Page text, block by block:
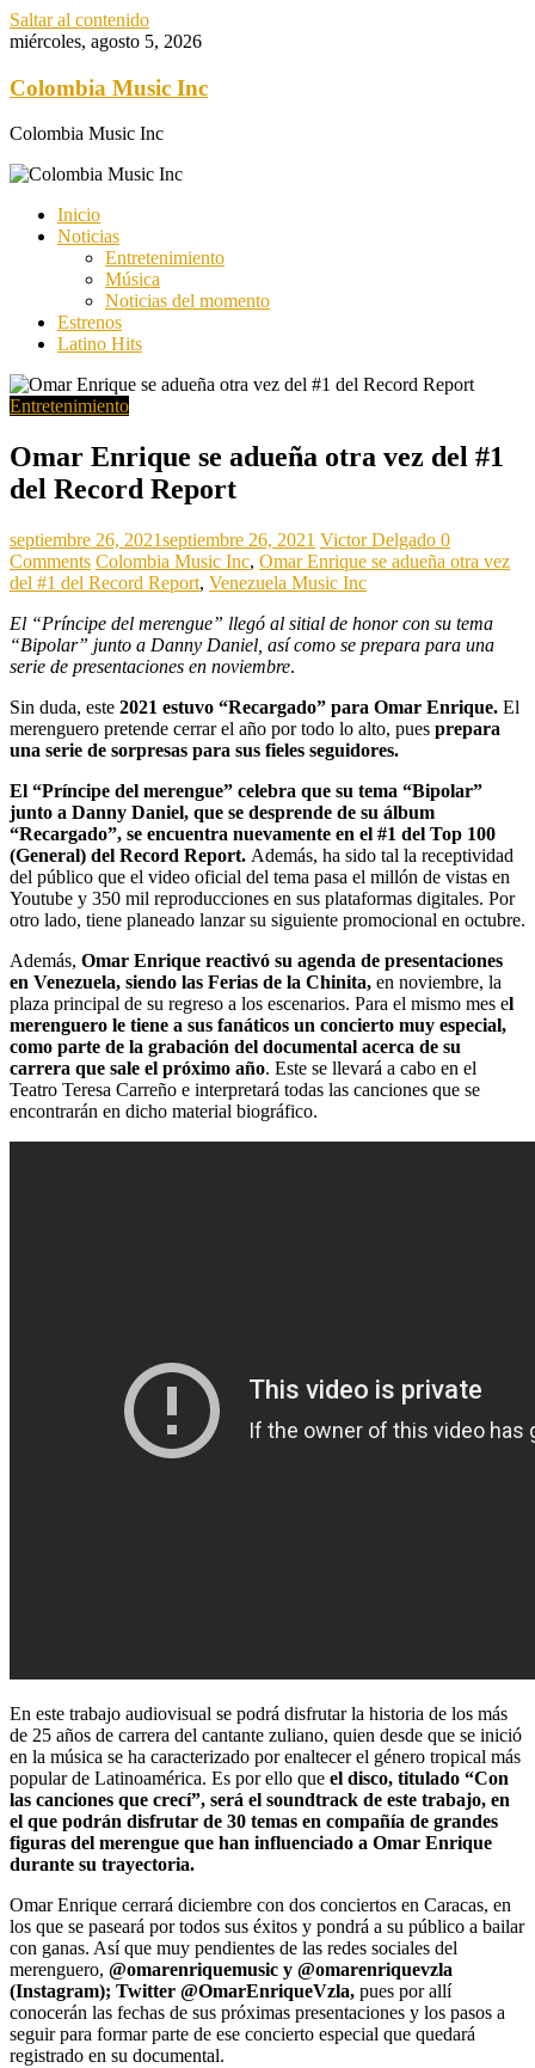
Saltar al contenido
miércoles, agosto 5, 2026
Colombia Music Inc
Colombia Music Inc
Inicio
Noticias
Entretenimiento
Música
Noticias del momento
Estrenos
Latino Hits
Entretenimiento
Omar Enrique se adueña otra vez del #1
del Record Report
septiembre 26, 2021septiembre 26, 2021 Victor Delgado 0
Comments Colombia Music Inc, Omar Enrique se adueña otra vez
del #1 del Record Report, Venezuela Music Inc
El “Príncipe del merengue” llegó al sitial de honor con su tema
“Bipolar” junto a Danny Daniel, así como se prepara para una
serie de presentaciones en noviembre.
Sin duda, este 2021 estuvo “Recargado” para Omar Enrique. El
merenguero pretende cerrar el año por todo lo alto, pues prepara
una serie de sorpresas para sus fieles seguidores.
El “Príncipe del merengue” celebra que su tema “Bipolar”
junto a Danny Daniel, que se desprende de su álbum
“Recargado”, se encuentra nuevamente en el #1 del Top 100
(General) del Record Report. Además, ha sido tal la receptividad
del público que el video oficial del tema pasa el millón de vistas en
Youtube y 350 mil reproducciones en sus plataformas digitales. Por
otro lado, tiene planeado lanzar su siguiente promocional en octubre.
Además, Omar Enrique reactivó su agenda de presentaciones
en Venezuela, siendo las Ferias de la Chinita, en noviembre, la
plaza principal de su regreso a los escenarios. Para el mismo mes el
merenguero le tiene a sus fanáticos un concierto muy especial,
como parte de la grabación del documental acerca de su
carrera que sale el próximo año. Este se llevará a cabo en el
Teatro Teresa Carreño e interpretará todas las canciones que se
encontrarán en dicho material biográfico.
En este trabajo audiovisual se podrá disfrutar la historia de los más
de 25 años de carrera del cantante zuliano, quien desde que se inició
en la música se ha caracterizado por enaltecer el género tropical más
popular de Latinoamérica. Es por ello que el disco, titulado “Con
las canciones que crecí”, será el soundtrack de este trabajo, en
el que podrán disfrutar de 30 temas en compañía de grandes
figuras del merengue que han influenciado a Omar Enrique
durante su trayectoria.
Omar Enrique cerrará diciembre con dos conciertos en Caracas, en
los que se paseará por todos sus éxitos y pondrá a su público a bailar
con ganas. Así que muy pendientes de las redes sociales del
merenguero, @omarenriquemusic y @omarenriquevzla
(Instagram); Twitter @OmarEnriqueVzla, pues por allí
conocerán las fechas de sus próximas presentaciones y los pasos a
seguir para formar parte de ese concierto especial que quedará
registrado en su documental.